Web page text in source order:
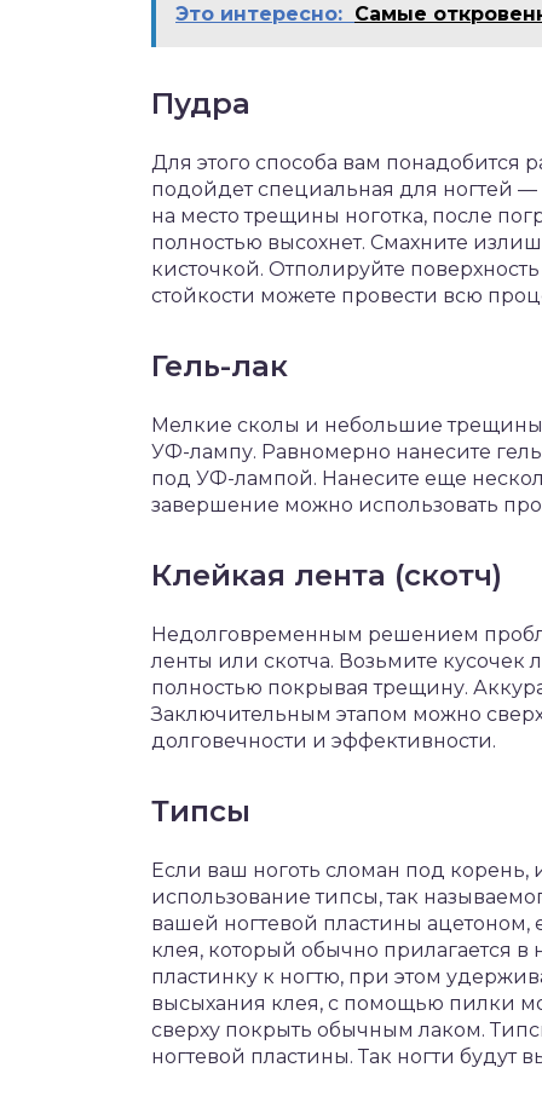
Это интересно: Самые
Пудра
Для этого способа вам понадобится
подойдет специальная для ногтей
на место трещины ноготка, после
полностью высохнет. Смахните
кисточкой. Отполируйте
стойкости можете провести всю
Гель-лак
Мелкие сколы и небольшие трещины
УФ-лампу. Равномерно нанесите
под УФ-лампой. Нанесите еще
завершение можно использовать
Клейкая лента (скотч)
Недолговременным решением
ленты или скотча. Возьмите кусочек
полностью покрывая трещину.
Заключительным этапом можно
долговечности и эффективности.
Типсы
Если ваш ноготь сломан под
использование типсы, так
вашей ногтевой пластины ацетоном,
клея, который обычно прилагается
пластинку к ногтю, при этом
высыхания клея, с помощью пилки
сверху покрыть обычным лаком.
ногтевой пластины. Так ногти будут